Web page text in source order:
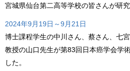
宮城県仙台第二高等学校の皆さんが研
2024年9月19日～9月21日
博士課程学生の中川さん、蔡さん、七
教授の山口先生が第83回日本癌学会学
した。